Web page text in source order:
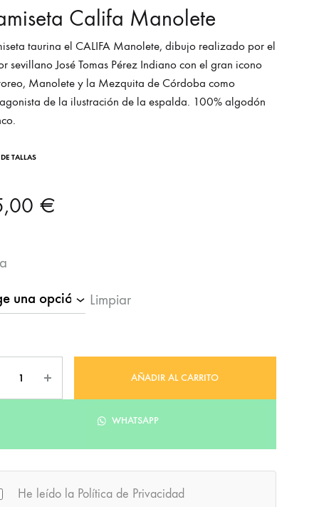
Califa Manolete
taurina el CALIFA Manolete, dibujo realizado por el
sevillano José Tomas Pérez Indiano con el gran icono
Manolete y la Mezquita de Córdoba como
de la ilustración de la espalda. 100% algodón
TALLAS
€
Limpiar
AÑADIR AL CARRITO
WHATSAPP
He leído la Política de Privacidad